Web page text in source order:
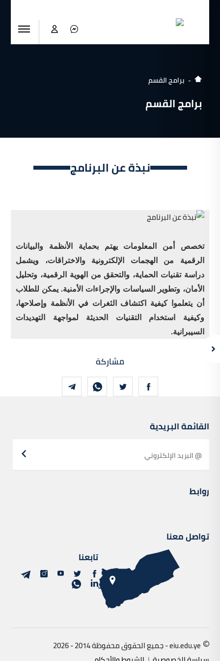
برامج القسم
برامج القسم
نبذة عن البرنامج
تخصص أمن المعلومات يهتم بحماية الأنظمة والبيانات
الرقمية من الهجمات الإلكترونية والاختراقات، ويشمل
دراسة تقنيات الحماية، والتحقق من الهوية الرقمية، وتحليل
الأمان، وتطوير السياسات والإجراءات الأمنية. يمكن للطلاب
أن يتعلموا كيفية اكتشاف الثغرات في الأنظمة وإصلاحها،
وكيفية استخدام التقنيات الحديثة لمواجهة التهديدات
السيبرانية.
مشاركة
القائمة البريدية
روابط
تواصل معنا
تابعنا
eiu.edu.ye - جميع الحقوق محفوظة 2014 - 2026